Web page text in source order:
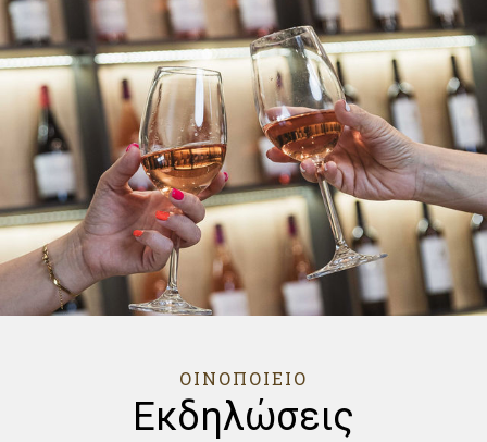
ΟΙΝΟΠΟΙΕΙΟ
Εκδηλώσεις